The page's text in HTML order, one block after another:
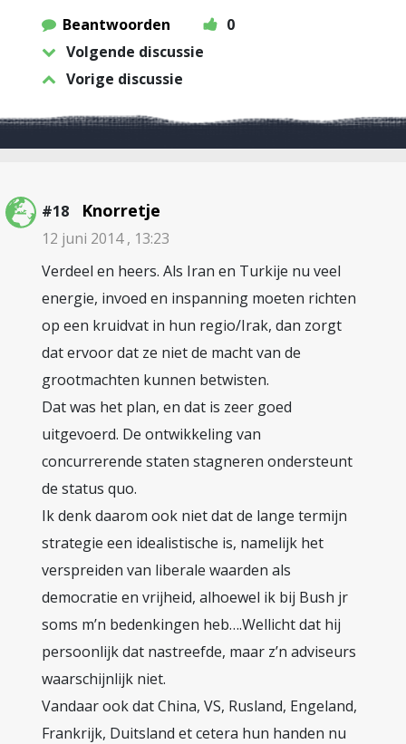
Beantwoorden
0
Volgende discussie
Vorige discussie
#18 Knorretje
12 juni 2014 , 13:23
Verdeel en heers. Als Iran en Turkije nu veel
energie, invoed en inspanning moeten richten
op een kruidvat in hun regio/Irak, dan zorgt
dat ervoor dat ze niet de macht van de
grootmachten kunnen betwisten.
Dat was het plan, en dat is zeer goed
uitgevoerd. De ontwikkeling van
concurrerende staten stagneren ondersteunt
de status quo.
Ik denk daarom ook niet dat de lange termijn
strategie een idealistische is, namelijk het
verspreiden van liberale waarden als
democratie en vrijheid, alhoewel ik bij Bush jr
soms m’n bedenkingen heb….Wellicht dat hij
persoonlijk dat nastreefde, maar z’n adviseurs
waarschijnlijk niet.
Vandaar ook dat China, VS, Rusland, Engeland,
Frankrijk, Duitsland et cetera hun handen nu